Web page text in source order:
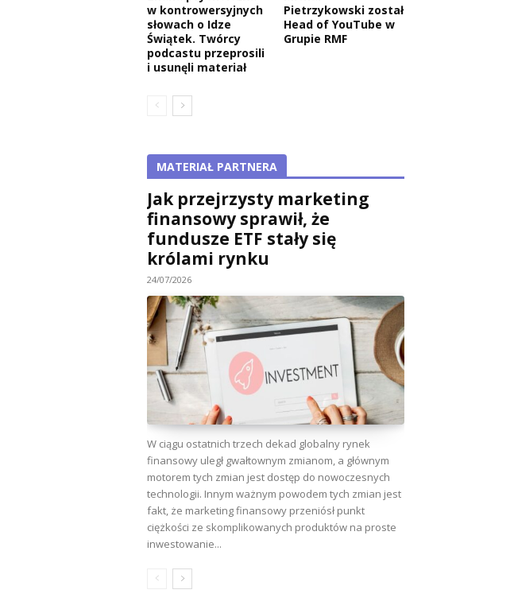
w kontrowersyjnych
słowach o Idze
Świątek. Twórcy
podcastu przeprosili
i usunęli materiał
Pietrzykowski został
Head of YouTube w
Grupie RMF
MATERIAŁ PARTNERA
Jak przejrzysty marketing
finansowy sprawił, że
fundusze ETF stały się
królami rynku
24/07/2026
W ciągu ostatnich trzech dekad globalny rynek
finansowy uległ gwałtownym zmianom, a głównym
motorem tych zmian jest dostęp do nowoczesnych
technologii. Innym ważnym powodem tych zmian jest
fakt, że marketing finansowy przeniósł punkt
ciężkości ze skomplikowanych produktów na proste
inwestowanie...